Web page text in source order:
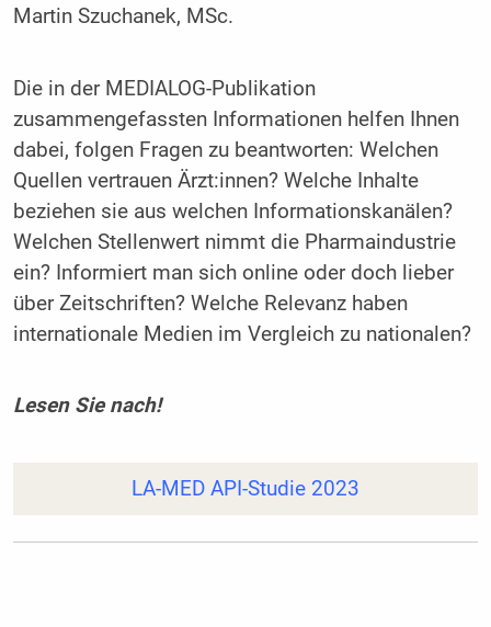
Martin Szuchanek, MSc.
Die in der MEDIALOG-Publikation
zusammengefassten Informationen helfen Ihnen
dabei, folgen Fragen zu beantworten: Welchen
Quellen vertrauen Ärzt:innen? Welche Inhalte
beziehen sie aus welchen Informationskanälen?
Welchen Stellenwert nimmt die Pharmaindustrie
ein? Informiert man sich online oder doch lieber
über Zeitschriften? Welche Relevanz haben
internationale Medien im Vergleich zu nationalen?
Lesen Sie nach!
LA-MED API-Studie 2023